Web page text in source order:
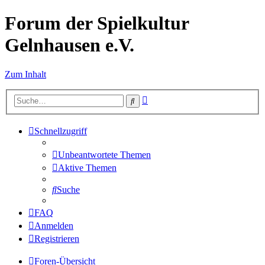
Forum der Spielkultur
Gelnhausen e.V.
Zum Inhalt
Suche
Schnellzugriff
Unbeantwortete Themen
Aktive Themen
Suche
FAQ
Anmelden
Registrieren
Foren-Übersicht